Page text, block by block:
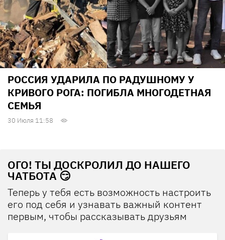
РОССИЯ УДАРИЛА ПО РАДУШНОМУ У
КРИВОГО РОГА: ПОГИБЛА МНОГОДЕТНАЯ
СЕМЬЯ
30 Июля 11:58
ОГО! ТЫ ДОСКРОЛИЛ ДО НАШЕГО
ЧАТБОТА 😏
Теперь у тебя есть возможность настроить
его под себя и узнавать важный контент
первым, чтобы рассказывать друзьям